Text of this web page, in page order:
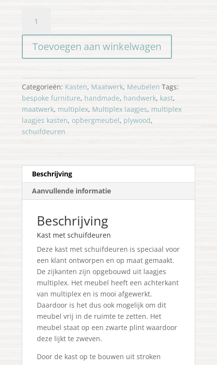
schuifdeuren
aantal
Toevoegen aan winkelwagen
Categorieën: Kasten, Maatwerk, Meubelen Tags:
bespoke furniture, handmade, handwerk, kast,
maatwerk, multiplex, Multiplex laagjes, multiplex
laagjes kasten, opbergmeubel, plywood,
schuifdeuren
Beschrijving
Aanvullende informatie
Beschrijving
Kast met schuifdeuren
Deze kast met schuifdeuren is speciaal voor
een klant ontworpen en op maat gemaakt.
De zijkanten zijn opgebouwd uit laagjes
multiplex. Het meubel heeft een achterkant
van multiplex en is mooi afgewerkt.
Daardoor is het dus ook mogelijk om dit
meubel vrij in de ruimte te zetten. Het
meubel staat op een zwarte plint waardoor
deze lijkt te zweven.
Door de kast op te bouwen uit stroken